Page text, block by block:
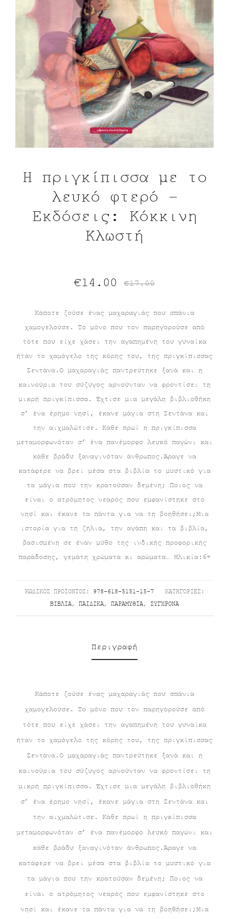
Η πριγκίπισσα με το
λευκό φτερό –
Εκδόσεις: Κόκκινη
Κλωστή
Κάποτε ζούσε ένας μαχαραγιάς που σπάνια
χαμογελούσε. Το μόνο που τον παρηγορούσε από
τότε που είχε χάσει την αγαπημένη του γυναίκα
ήταν το χαμόγελο της κόρης του, της πριγκίπισσας
Σεντάνα.Ο μαχαραγιάς παντρεύτηκε ξανά και η
καινούρια του σύζυγος αρνούνταν να φροντίσει τη
μικρή πριγκίπισσα. Έχτισε μια μεγάλη βιβλιοθήκη
σ’ ένα έρημο νησί, έκανε μάγια στη Σεντάνα και
την αιχμαλώτισε. Κάθε πρωί η πριγκίπισσα
μεταμορφωνόταν σ’ ένα πανέμορφο λευκό παγώνι και
κάθε βράδυ ξαναγινόταν άνθρωπος.Άραγε να
κατάφερε να βρει μέσα στα βιβλία το μυστικό για
τα μάγια που την κρατούσαν δεμένη; Ποιος να
είναι ο ατρόμητος νεαρός που εμφανίστηκε στο
νησί και έκανε τα πάντα για να τη βοηθήσει;Μια
ιστορία για τη ζήλια, την αγάπη και τα βιβλία,
βασισμένη σε έναν μύθο της ινδικής προφορικής
παράδοσης, γεμάτη χρώματα κι αρώματα… Ηλικία:6+
€17.00
Original
price
was:
€17.00.
€14.00
Η
τρέχουσα
τιμή
είναι:
€14.00.
ΚΩΔΙΚΌΣ ΠΡΟΪΌΝΤΟΣ: 978-618-5151-15-7
ΚΑΤΗΓΟΡΊΕΣ:
ΒΙΒΛΊΑ, ΠΑΙΔΙΚΆ, ΠΑΡΑΜΎΘΙΑ, ΣΎΓΧΡΟΝΑ
Περιγραφή
Κάποτε ζούσε ένας μαχαραγιάς που σπάνια
χαμογελούσε. Το μόνο που τον παρηγορούσε από
τότε που είχε χάσει την αγαπημένη του γυναίκα
ήταν το χαμόγελο της κόρης του, της πριγκίπισσας
Σεντάνα.Ο μαχαραγιάς παντρεύτηκε ξανά και η
καινούρια του σύζυγος αρνούνταν να φροντίσει τη
μικρή πριγκίπισσα. Έχτισε μια μεγάλη βιβλιοθήκη
σ’ ένα έρημο νησί, έκανε μάγια στη Σεντάνα και
την αιχμαλώτισε. Κάθε πρωί η πριγκίπισσα
μεταμορφωνόταν σ’ ένα πανέμορφο λευκό παγώνι και
κάθε βράδυ ξαναγινόταν άνθρωπος.Άραγε να
κατάφερε να βρει μέσα στα βιβλία το μυστικό για
τα μάγια που την κρατούσαν δεμένη; Ποιος να
είναι ο ατρόμητος νεαρός που εμφανίστηκε στο
νησί και έκανε τα πάντα για να τη βοηθήσει;Μια